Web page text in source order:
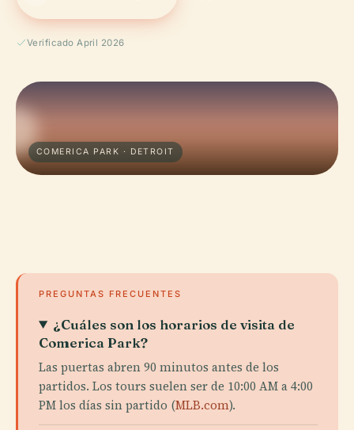
Verificado April 2026
COMERICA PARK · DETROIT
PREGUNTAS FRECUENTES
¿Cuáles son los horarios de visita de
Comerica Park?
Las puertas abren 90 minutos antes de los
partidos. Los tours suelen ser de 10:00 AM a 4:00
PM los días sin partido (MLB.com).